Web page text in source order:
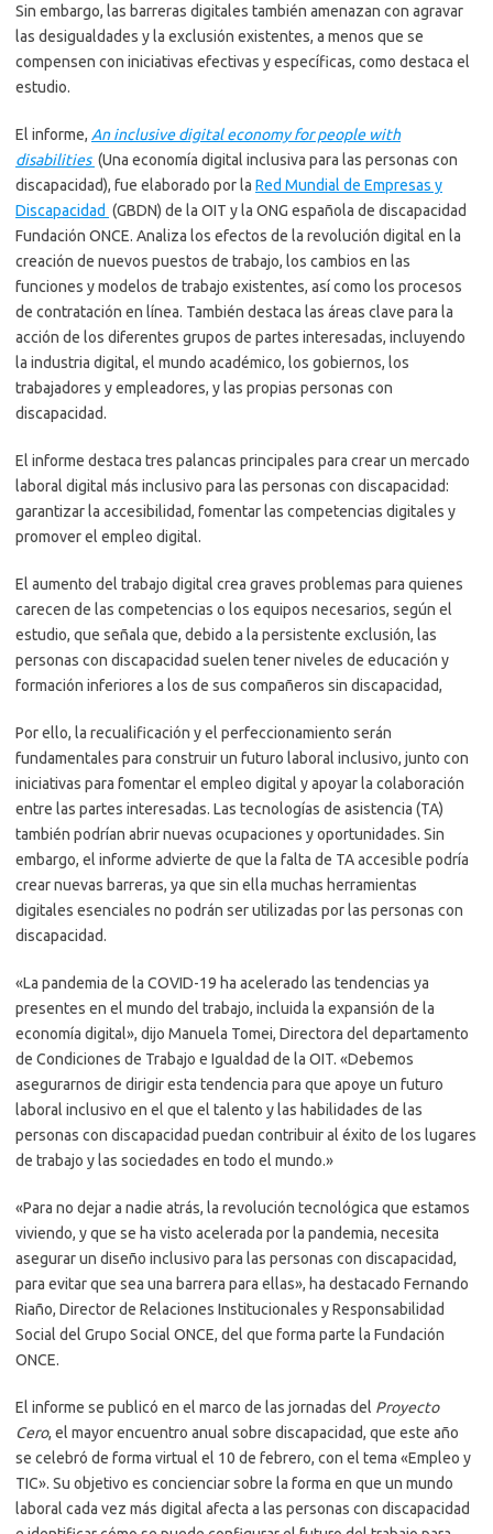
Sin embargo, las barreras digitales también amenazan con agravar
las desigualdades y la exclusión existentes, a menos que se
compensen con iniciativas efectivas y específicas, como destaca el
estudio.
El informe, An inclusive digital economy for people with
disabilities (Una economía digital inclusiva para las personas con
discapacidad), fue elaborado por la Red Mundial de Empresas y
Discapacidad (GBDN) de la OIT y la ONG española de discapacidad
Fundación ONCE. Analiza los efectos de la revolución digital en la
creación de nuevos puestos de trabajo, los cambios en las
funciones y modelos de trabajo existentes, así como los procesos
de contratación en línea. También destaca las áreas clave para la
acción de los diferentes grupos de partes interesadas, incluyendo
la industria digital, el mundo académico, los gobiernos, los
trabajadores y empleadores, y las propias personas con
discapacidad.
El informe destaca tres palancas principales para crear un mercado
laboral digital más inclusivo para las personas con discapacidad:
garantizar la accesibilidad, fomentar las competencias digitales y
promover el empleo digital.
El aumento del trabajo digital crea graves problemas para quienes
carecen de las competencias o los equipos necesarios, según el
estudio, que señala que, debido a la persistente exclusión, las
personas con discapacidad suelen tener niveles de educación y
formación inferiores a los de sus compañeros sin discapacidad,
Por ello, la recualificación y el perfeccionamiento serán
fundamentales para construir un futuro laboral inclusivo, junto con
iniciativas para fomentar el empleo digital y apoyar la colaboración
entre las partes interesadas. Las tecnologías de asistencia (TA)
también podrían abrir nuevas ocupaciones y oportunidades. Sin
embargo, el informe advierte de que la falta de TA accesible podría
crear nuevas barreras, ya que sin ella muchas herramientas
digitales esenciales no podrán ser utilizadas por las personas con
discapacidad.
«La pandemia de la COVID-19 ha acelerado las tendencias ya
presentes en el mundo del trabajo, incluida la expansión de la
economía digital», dijo Manuela Tomei, Directora del departamento
de Condiciones de Trabajo e Igualdad de la OIT. «Debemos
asegurarnos de dirigir esta tendencia para que apoye un futuro
laboral inclusivo en el que el talento y las habilidades de las
personas con discapacidad puedan contribuir al éxito de los lugares
de trabajo y las sociedades en todo el mundo.»
«Para no dejar a nadie atrás, la revolución tecnológica que estamos
viviendo, y que se ha visto acelerada por la pandemia, necesita
asegurar un diseño inclusivo para las personas con discapacidad,
para evitar que sea una barrera para ellas», ha destacado Fernando
Riaño, Director de Relaciones Institucionales y Responsabilidad
Social del Grupo Social ONCE, del que forma parte la Fundación
ONCE.
El informe se publicó en el marco de las jornadas del Proyecto
Cero, el mayor encuentro anual sobre discapacidad, que este año
se celebró de forma virtual el 10 de febrero, con el tema «Empleo y
TIC». Su objetivo es concienciar sobre la forma en que un mundo
laboral cada vez más digital afecta a las personas con discapacidad